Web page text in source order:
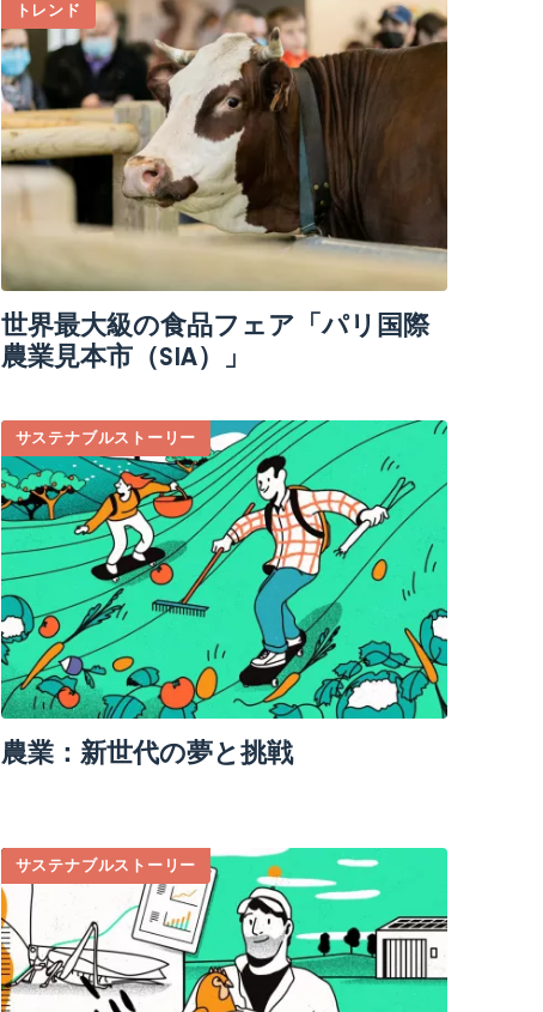
トレンド
世界最大級の食品フェア「パリ国際
農業見本市（SIA）」
サステナブルストーリー
農業：新世代の夢と挑戦
サステナブルストーリー